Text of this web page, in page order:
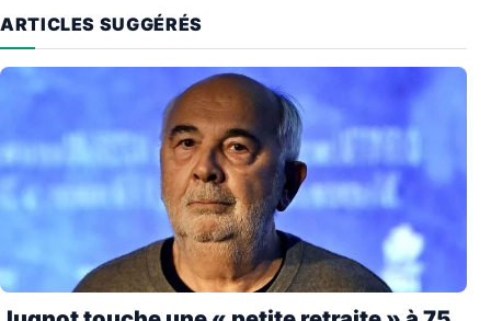
ARTICLES SUGGÉRÉS